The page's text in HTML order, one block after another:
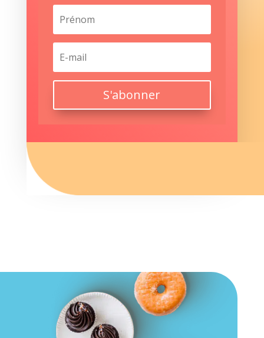
S'abonner